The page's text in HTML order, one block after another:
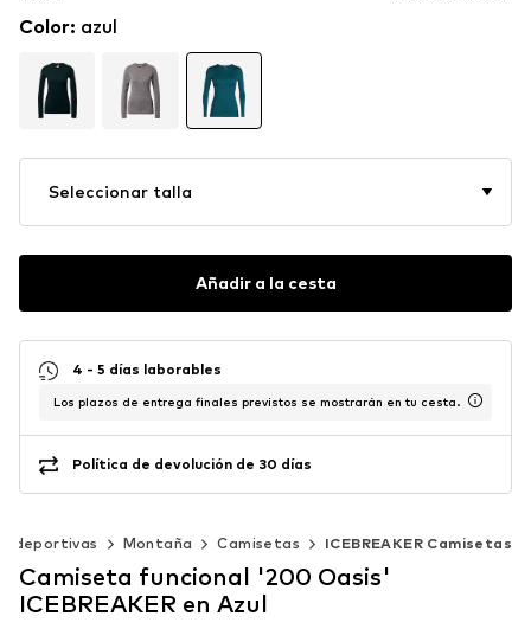
Color: azul
Seleccionar talla
Añadir a la cesta
4 - 5 días laborables
Los plazos de entrega finales previstos se mostrarán en tu cesta.
Política de devolución de 30 días
deportivas Montaña Camisetas ICEBREAKER Camisetas
Camiseta funcional '200 Oasis'
ICEBREAKER en Azul